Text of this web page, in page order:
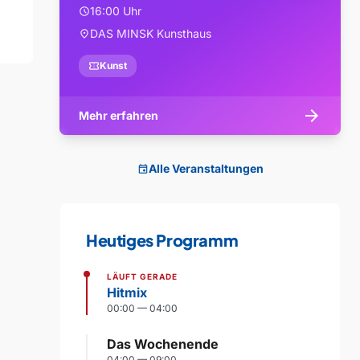
schedule16:00 Uhr
location_onDAS MINSK Kunsthaus
confirmation_numberKunst
Mehr erfahren arrow_forward
eventAlle Veranstaltungen
Heutiges Programm
LÄUFT GERADE
Hitmix
00:00 — 04:00
Das Wochenende